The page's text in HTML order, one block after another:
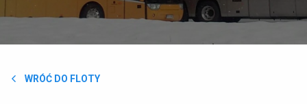
WRÓĆ DO FLOTY